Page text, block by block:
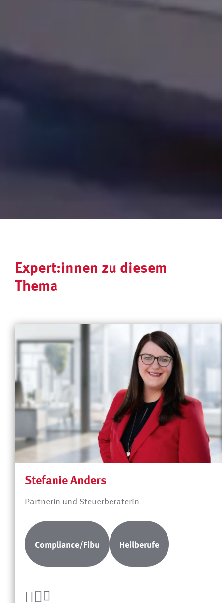
Expert:innen zu diesem
Thema
Stefanie Anders
Partnerin und Steuerberaterin
Compliance/Fibu Heilberufe